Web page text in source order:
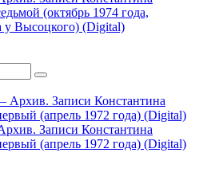
(октябрь 1974 года,
у Высоцкого) (Digital)
Записи Константина
(апрель 1972 года) (Digital)